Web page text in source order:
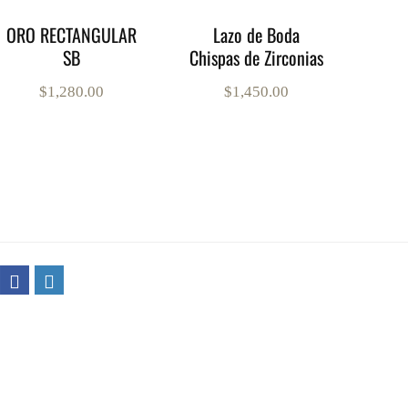
ORO RECTANGULAR
SB
$1,280.00
Lazo de Boda
Chispas de Zirconias
$1,450.00